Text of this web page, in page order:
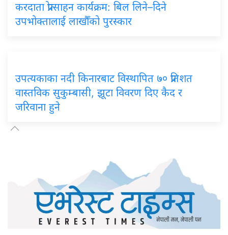
करदाता प्रोत्साहन कार्यक्रम: बिल लिने–दिने
उपभोक्तालाई लाखौँको पुरस्कार
उपत्यकाका नदी किनारबाट विस्थापित ७० प्रतिशत
वास्तविक सुकुम्बासी, झूटा विवरण दिए कैद र
जरिवाना हुने